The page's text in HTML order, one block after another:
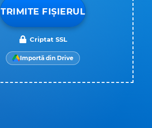
TRIMITE FIȘIERUL
Criptat SSL
Importă din Drive